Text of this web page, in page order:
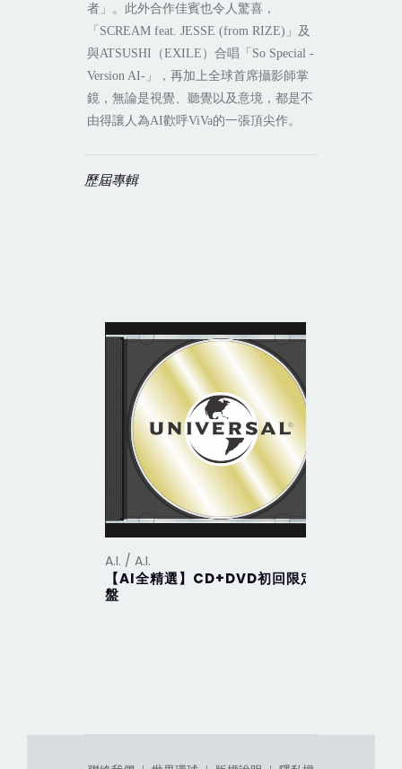
者」。此外合作佳賓也令人驚喜，
「 SCREAM feat. JESSE (from RIZE) 」及
與ATSUSHI （EXILE）合唱「 So Special -
Version AI- 」，再加上全球首席攝影師掌
鏡，無論是視覺、聽覺以及意境，都是不
由得讓人為AI歡呼ViVa的一張頂尖作。
歷屆專輯
A.I. / A.I.
【AI全精選】CD+DVD初回限定
盤